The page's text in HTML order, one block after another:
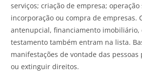
serviços; criação de empresa;
incorporação ou compra de empresas.
antenupcial, financiamento imobiliário,
testamento também entram na lista.
manifestações de vontade das
ou extinguir direitos.